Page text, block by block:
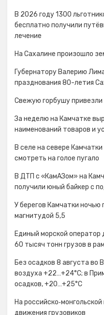
В 2026 году 1300
бесплатно получили
лечение
На Сахалине произошло
Губернатору Валерию
празднования 80-летия
Свежую горбушу
За неделю на Камчатке
наименований товаров и
В селе на севере
смотреть на голое пугало
В ДТП с «КамАЗом» на
получили юный байкер с
У берегов Камчатки
магнитудой 5,5
Единый морской оператор
60 тысяч тонн грузов в
Без осадков 8 августа во
воздуха +22…+24°С; в
осадков, +20…+25°C
На
движения грузовиков